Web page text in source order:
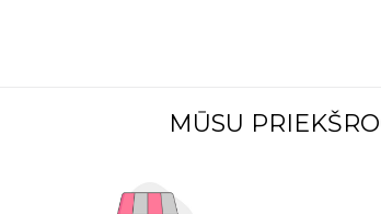
MŪSU